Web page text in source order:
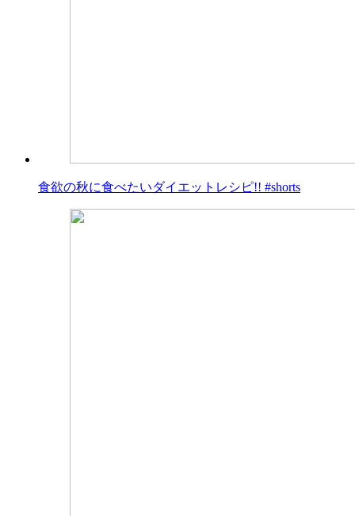
食欲の秋に食べたいダイエットレシピ!! #shorts